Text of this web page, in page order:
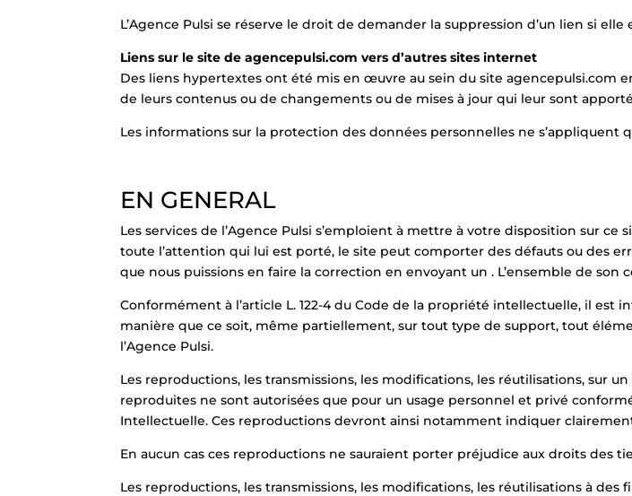
L’Agence Pulsi se réserve le droit de demander la suppression d’un lien si
Liens sur le site de agencepulsi.com vers d’autres sites internet
Des liens hypertextes ont été mis en œuvre au sein du site agencepulsi.com
de leurs contenus ou de changements ou de mises à jour qui leur sont
Les informations sur la protection des données personnelles ne s’appliquent
EN GENERAL
Les services de l’Agence Pulsi s’emploient à mettre à votre disposition sur
toute l’attention qui lui est porté, le site peut comporter des défauts ou des
que nous puissions en faire la correction en envoyant un . L’ensemble de
Conformément à l’article L. 122-4 du Code de la propriété intellectuelle, il
manière que ce soit, même partiellement, sur tout type de support, tout
l’Agence Pulsi.
Les reproductions, les transmissions, les modifications, les réutilisations, sur
reproduites ne sont autorisées que pour un usage personnel et privé
Intellectuelle. Ces reproductions devront ainsi notamment indiquer
En aucun cas ces reproductions ne sauraient porter préjudice aux droits des
Les reproductions, les transmissions, les modifications, les réutilisations à